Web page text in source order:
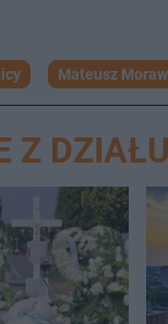
Mateusz
Z